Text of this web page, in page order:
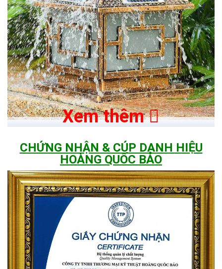
Xem thêm
CHỨNG NHẬN & CÚP DANH HIỆU
HOÀNG QUỐC BẢO